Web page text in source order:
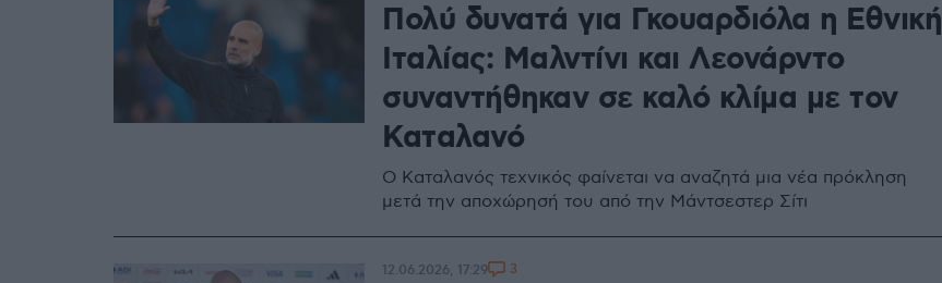
Πολύ δυνατά για Γκουαρδιόλα η Εθνική
Ιταλίας: Μαλντίνι και Λεονάρντο
συναντήθηκαν σε καλό κλίμα με τον
Καταλανό
Ο Καταλανός τεχνικός φαίνεται να αναζητά μια νέα πρόκληση
μετά την αποχώρησή του από την Μάντσεστερ Σίτι
12.06.2026, 17:29 3